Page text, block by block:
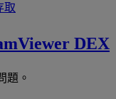
取
DEX
題。